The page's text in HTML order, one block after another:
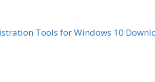
Tools for Windows 10